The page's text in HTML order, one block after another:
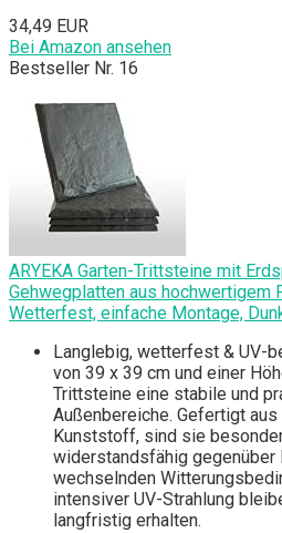
34,49 EUR
Bei Amazon ansehen
Bestseller Nr. 16
ARYEKA Garten-Trittsteine mit
Gehwegplatten aus hochwertigem
Wetterfest, einfache Montage,
Langlebig, wetterfest & UV-
von 39 x 39 cm und einer
Trittsteine eine stabile und
Außenbereiche. Gefertigt
Kunststoff, sind sie
widerstandsfähig gegenüber
wechselnden
intensiver UV-Strahlung
langfristig erhalten.